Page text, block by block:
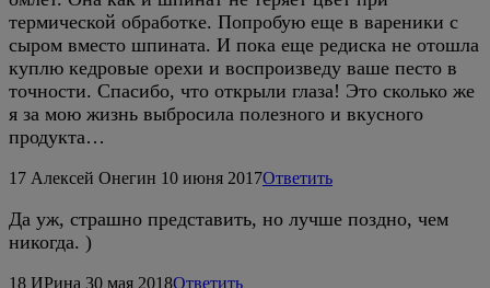
термической обработке. Попробую еще в вареники с
сыром вместо шпината. И пока еще редиска не отошла
куплю кедровые орехи и воспроизведу ваше песто в
точности. Спасибо, что открыли глаза! Это сколько же
я за мою жизнь выбросила полезного и вкусного
продукта…
17 Алексей Онегин 10 июня 2017Ответить
Да уж, страшно представить, но лучше поздно, чем
никогда. )
18 ИРина 30 мая 2018Ответить